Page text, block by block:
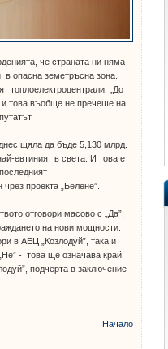
че страната ни няма
опасна земетръсна зона.
топлоелектроцентрали. „До
това въобще не пречеше на
щяла да бъде 5,130 млрд.
евтиният в света. И това е
проекта „Белене”.
отговори масово с „Да”,
на нови мощности.
в АЕЦ „Козлодуй”, така и
- това ще означава край
подчерта в заключение
Начало